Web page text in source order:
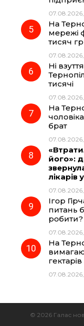
07.08.2026,
На
мережі
тисяч
Ні
тисячі
07.08.2026,
На
брат
07.08.2026,
його»:
лікарів
07.08.2026,
Ігор
питань
робити?
07.08.2026,
На
© 2026 Галас